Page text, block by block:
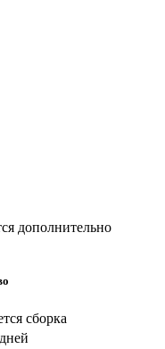
дополнительно
сборка